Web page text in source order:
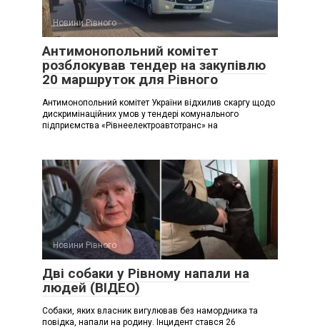
Новини Рівного
Антимонопольний комітет
розблокував тендер на закупівлю
20 маршруток для Рівного
Антимонопольний комітет України відхилив скаргу щодо
дискримінаційних умов у тендері комунального
підприємства «Рівнеелектроавтотранс» на
Новини Рівного
Дві собаки у Рівному напали на
людей (ВІДЕО)
Собаки, яких власник вигулював без намордника та
повідка, напали на родину. Інцидент стався 26